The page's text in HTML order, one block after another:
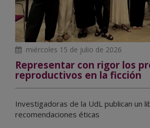
miércoles 15 de julio de 2026
Representar con rigor los
reproductivos en la ficción
Investigadoras de la UdL publican un
recomendaciones éticas